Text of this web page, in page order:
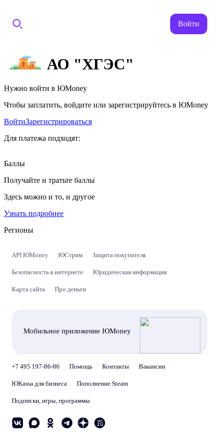
Войти
АО "ХГЭС"
Нужно войти в ЮMoney
Чтобы заплатить, войдите или зарегистрируйтесь в ЮMoney
ВойтиЗарегистрироваться
Для платежа подходят:
Баллы
Получайте и тратьте баллы
Здесь можно и то, и другое
Узнать подробнее
Регионы
API ЮMoney ЮСтрим Защита покупателя
Безопасность в интернете Юридическая информация
Карта сайта Про деньги
Мобильное приложение ЮMoney
+7 495 197-86-86 Помощь Контакты Вакансии
ЮKassa для бизнеса Пополнение Steam
Подписки, игры, программы